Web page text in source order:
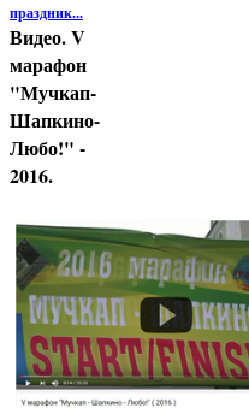
праздник...
Видео. V
марафон
"Мучкап-
Шапкино-
Любо!" -
2016.